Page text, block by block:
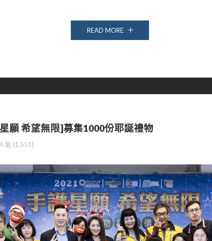
READ MORE
願 希望無限]募集1000份耶誕禮物
人氣 (1,551)